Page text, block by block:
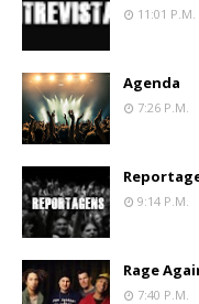
11:01 P.m.
Agenda
7:26 P.m.
9:14 P.m.
Rage
7:40 P.m.